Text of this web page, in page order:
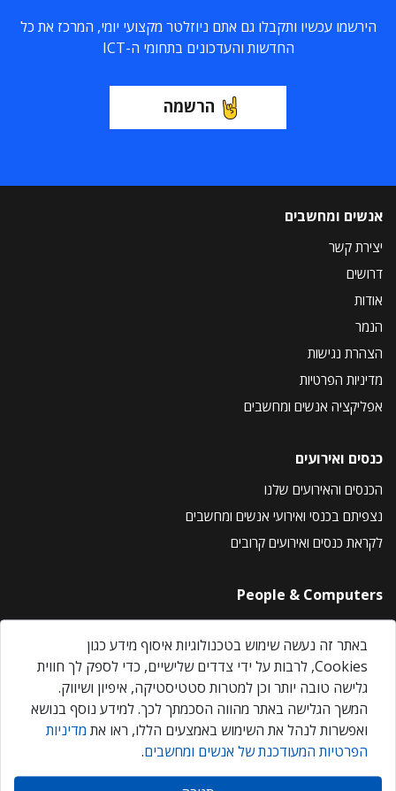
הירשמו עכשיו ותקבלו גם אתם ניוזלטר מקצועי יומי, המרכז את כל
החדשות והעדכונים בתחומי ה-ICT
הרשמה
אנשים ומחשבים
יצירת קשר
דרושים
אודות
הנמר
הצהרת נגישות
מדיניות הפרטיות
אפליקציה אנשים ומחשבים
כנסים ואירועים
הכנסים והאירועים שלנו
נצפיתם בכנסי ואירועי אנשים ומחשבים
לקראת כנסים ואירועים קרובים
People & Computers
About Us
Privacy Policy
Contact Us
Our Events
אנשים ומחשבים © 2026 – כל הזכויות שמורות
באתר זה נעשה שימוש בטכנולוגיות איסוף מידע כגון
Cookies, לרבות על ידי צדדים שלישיים, כדי לספק לך חווית
גלישה טובה יותר וכן למטרות סטטיסטיקה, איפיון ושיווק.
המשך הגלישה באתר מהווה הסכמתך לכך. למידע נוסף בנושא
ואפשרות לנהל את השימוש באמצעים הללו, ראו את מדיניות
הפרטיות המעודכנת של אנשים ומחשבים.